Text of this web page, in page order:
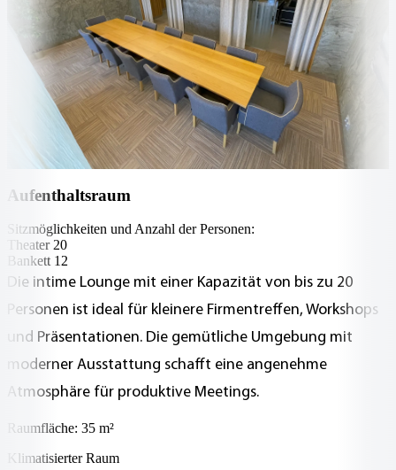
Aufenthaltsraum
Sitzmöglichkeiten und Anzahl der Personen:
Theater 20
Bankett 12
Die intime Lounge mit einer Kapazität von bis zu 20
Personen ist ideal für kleinere Firmentreffen, Workshops
und Präsentationen. Die gemütliche Umgebung mit
moderner Ausstattung schafft eine angenehme
Atmosphäre für produktive Meetings.
Raumfläche: 35 m²
Klimatisierter Raum